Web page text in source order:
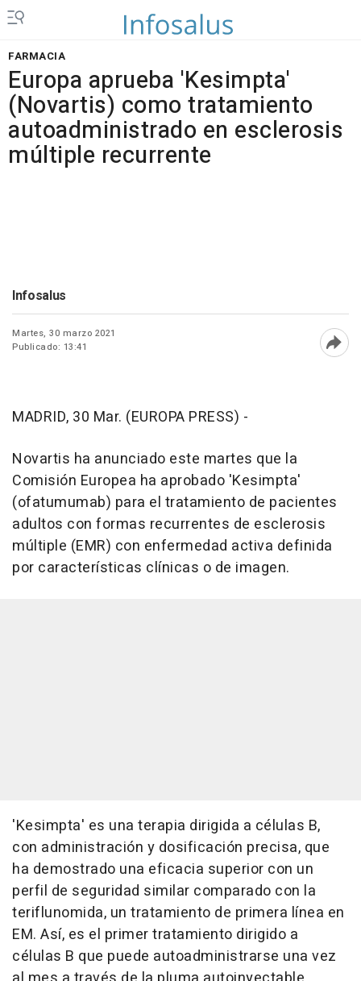
FARMACIA
Europa aprueba 'Kesimpta'
(Novartis) como tratamiento
autoadministrado en esclerosis
múltiple recurrente
Infosalus
Martes, 30 marzo 2021
Publicado: 13:41
MADRID, 30 Mar. (EUROPA PRESS) -
Novartis ha anunciado este martes que la
Comisión Europea ha aprobado 'Kesimpta'
(ofatumumab) para el tratamiento de pacientes
adultos con formas recurrentes de esclerosis
múltiple (EMR) con enfermedad activa definida
por características clínicas o de imagen.
'Kesimpta' es una terapia dirigida a células B,
con administración y dosificación precisa, que
ha demostrado una eficacia superior con un
perfil de seguridad similar comparado con la
teriflunomida, un tratamiento de primera línea en
EM. Así, es el primer tratamiento dirigido a
células B que puede autoadministrarse una vez